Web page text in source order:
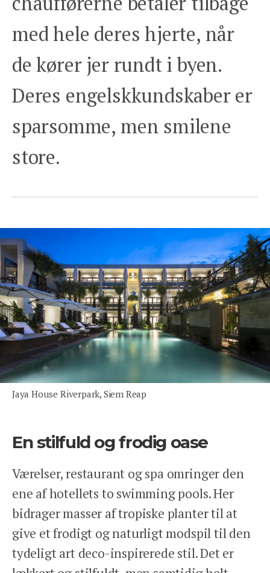
med hele deres hjerte, når
de kører jer rundt i byen.
Deres engelskkundskaber er
sparsomme, men smilene
store.
Jaya House Riverpark, Siem Reap
En stilfuld og frodig oase
Værelser, restaurant og spa omringer den
ene af hotellets to swimming pools. Her
bidrager masser af tropiske planter til at
give et frodigt og naturligt modspil til den
tydeligt art deco-inspirerede stil. Det er